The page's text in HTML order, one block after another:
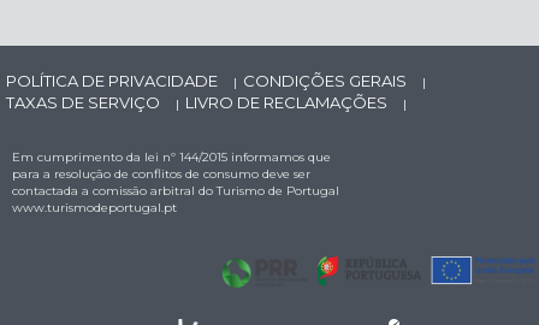
POLÍTICA DE PRIVACIDADE | CONDIÇÕES GERAIS |
TAXAS DE SERVIÇO | LIVRO DE RECLAMAÇÕES |
Em cumprimento da lei nº 144/2015 informamos que
para a resolução de conflitos de consumo deve ser
contactada a comissão arbitral do Turismo de Portugal
www.turismodeportugal.pt